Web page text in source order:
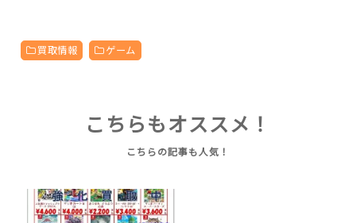
買取情報 ゲーム
こちらもオススメ！